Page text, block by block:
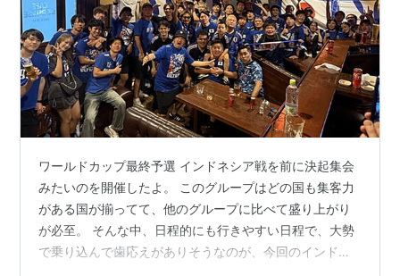
ワールドカップ最終予選 インドネシア戦を前に決起集会
みたいのを開催したよ。 このグループはどの国も集客力
がある国が揃ってて、他のグループに比べて盛り上がり
が必至。 そんな中、日程的にも行きやすい日程で、大勢
で乗り込んで歯応えがありそうなのが、今回のインドネ